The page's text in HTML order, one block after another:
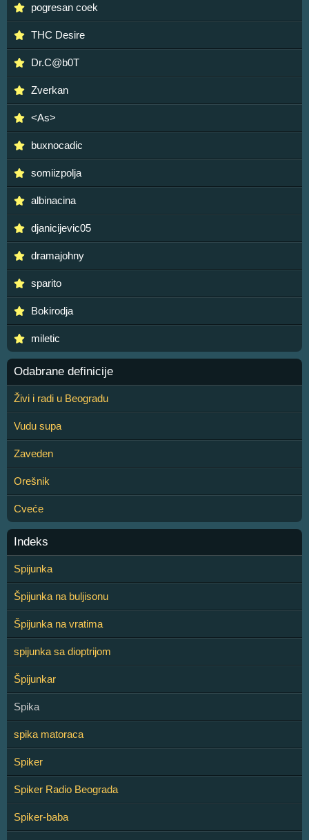
pogresan coek
THC Desire
Dr.C@b0T
Zverkan
<As>
buxnocadic
somiizpolja
albinacina
djanicijevic05
dramajohny
sparito
Bokirodja
miletic
Odabrane definicije
Živi i radi u Beogradu
Vudu supa
Zaveden
Orešnik
Cveće
Indeks
Spijunka
Špijunka na buljisonu
Špijunka na vratima
spijunka sa dioptrijom
Špijunkar
Spika
spika matoraca
Spiker
Spiker Radio Beograda
Spiker-baba